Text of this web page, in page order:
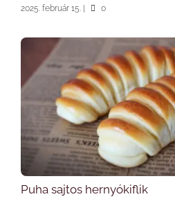
2025. február 15. 0
Puha sajtos hernyókiflik